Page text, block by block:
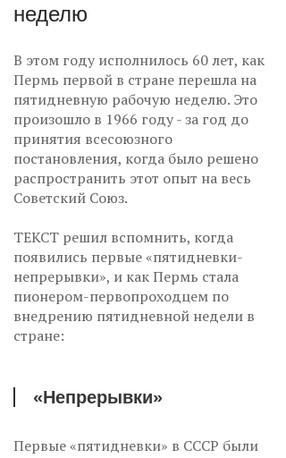
неделю
В этом году исполнилось 60 лет, как
Пермь первой в стране перешла на
пятидневную рабочую неделю. Это
произошло в 1966 году - за год до
принятия всесоюзного
постановления, когда было решено
распространить этот опыт на весь
Советский Союз.
ТЕКСТ решил вспомнить, когда
появились первые «пятидневки-
непрерывки», и как Пермь стала
пионером-первопроходцем по
внедрению пятидневной недели в
стране:
«Непрерывки»
Первые «пятидневки» в СССР были